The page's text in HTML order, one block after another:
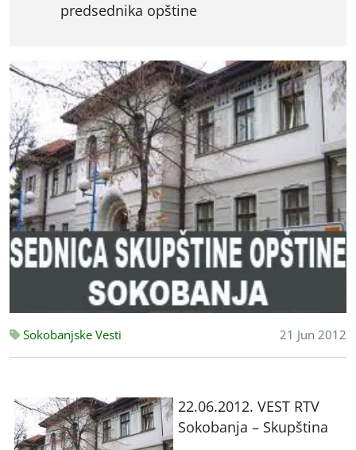
predsednika opštine
Sokobanjske Vesti 21 Jun 2012
22.06.2012. VEST RTV
Sokobanja – Skupština